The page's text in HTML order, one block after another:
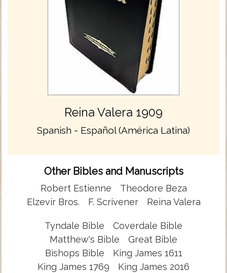
Reina Valera 1909
Spanish - Español (América Latina)
Other Bibles and Manuscripts
Robert Estienne
Theodore Beza
Elzevir Bros.
F. Scrivener Reina Valera
Tyndale Bible
Coverdale Bible
Matthew's Bible
Great Bible
Bishops Bible
King James 1611
King James 1769
King James 2016